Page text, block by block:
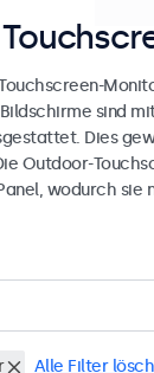
sind
Dies
Outdoor-
wodurch
Alle Filter